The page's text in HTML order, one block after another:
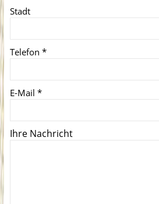
Stadt
Telefon *
E-Mail *
Ihre Nachricht